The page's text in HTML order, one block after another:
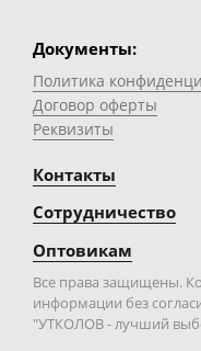
Документы:
Политика
Договор оферты
Реквизиты
Контакты
Сотрудничество
Оптовикам
Все права защищены.
информации без
"УТКОЛОВ - лучший